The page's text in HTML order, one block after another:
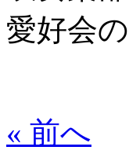
愛好会
« 前へ